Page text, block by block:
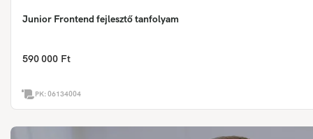
Junior Frontend fejlesztő tanfolyam
590 000 Ft
PK:06134004